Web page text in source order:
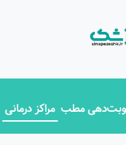
مطب مراکز درمانی